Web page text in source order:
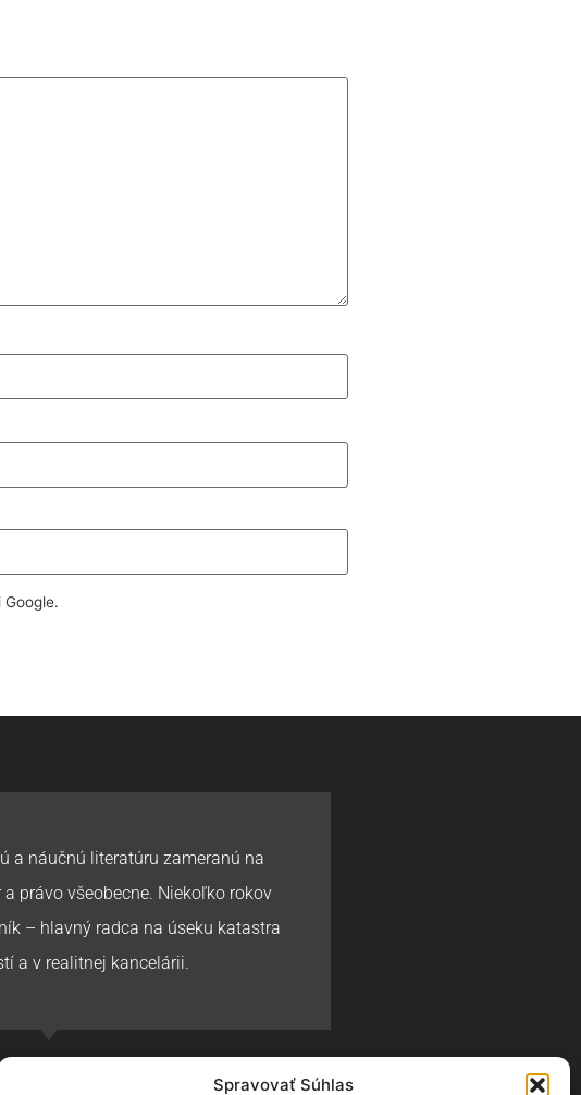
Spravovať Súhlas
a náučnú literatúru zameranú na
právo všeobecne. Niekoľko rokov
– hlavný radca na úseku katastra
a v realitnej kancelárii.